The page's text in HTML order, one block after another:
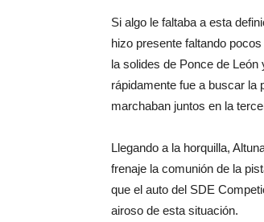
Si algo le faltaba a esta
hizo presente faltando
la solides de Ponce de
rápidamente fue a buscar
marchaban juntos en la
Llegando a la horquilla,
frenaje la comunión de la
que el auto del SDE
airoso de esta situación.